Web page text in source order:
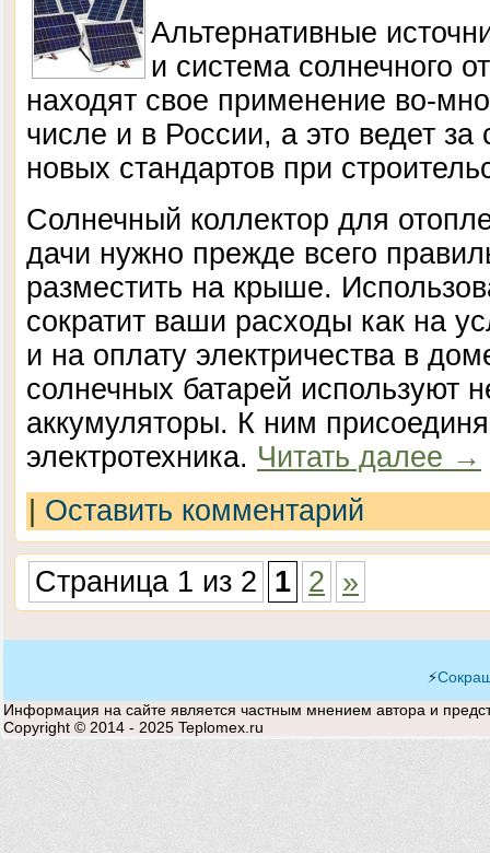
Альтернативные
и система солнечного
находят свое применение во-
числе и в России, а это ведет за
новых стандартов при
Солнечный коллектор для
дачи нужно прежде всего
разместить на крыше.
сократит ваши расходы как на
и на оплату электричества в
солнечных батарей используют
аккумуляторы. К ним
электротехника. Читать далее →
Оставить комментарий
Страница 1 из 2 1 2 »
⚡
Информация на сайте является частным мнением автора и
Copyright © 2014 - 2025 Teplomex.ru